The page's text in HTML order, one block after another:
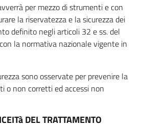
per mezzo di strumenti e con
la riservatezza e la sicurezza dei
definito negli articoli 32 e ss. del
la normativa nazionale vigente in
sono osservate per prevenire la
o non corretti ed accessi non
DEL TRATTAMENTO